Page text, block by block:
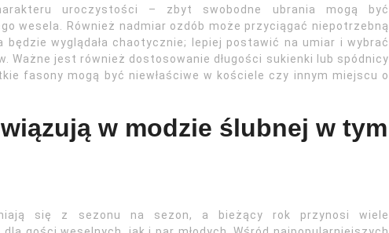
uroczystości – zbyt swobodne ubrania mogą być
wesela. Również nadmiar ozdób może przyciągać niepotrzebną
będzie wyglądała chaotycznie; lepiej postawić na umiar i wybrać
Ważne jest również dostosowanie długości sukienki lub spódnicy
fasony mogą być niewłaściwe w kościele czy innym miejscu o
w modzie ślubnej w tym
się z sezonu na sezon, a bieżący rok przynosi wiele